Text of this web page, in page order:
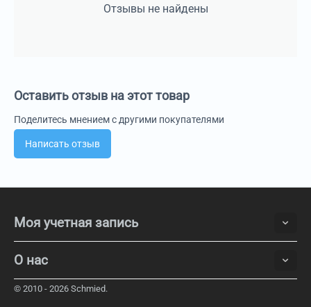
Отзывы не найдены
Оставить отзыв на этот товар
Поделитесь мнением с другими покупателями
Написать отзыв
Моя учетная запись
О нас
© 2010 - 2026 Schmied.